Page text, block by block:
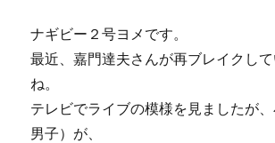
の
骨
頂
ナギビー２号ヨメです。
最近、嘉門達夫さんが再ブレイクし
ね。
テレビでライブの模様を見ましたが
男子）が、